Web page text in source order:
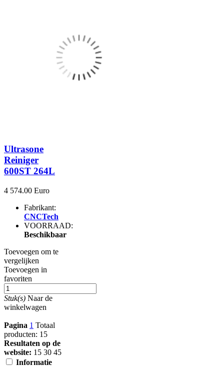
Ultrasone
Reiniger
600ST 264L
4 574.00 Euro
Fabrikant:
CNCTech
VOORRAAD:
Beschikbaar
Toevoegen om te
vergelijken
Toevoegen in
favoriten
Stuk(s) Naar de
winkelwagen
Pagina 1 Totaal
producten: 15
Resultaten op de
website: 15 30 45
Informatie